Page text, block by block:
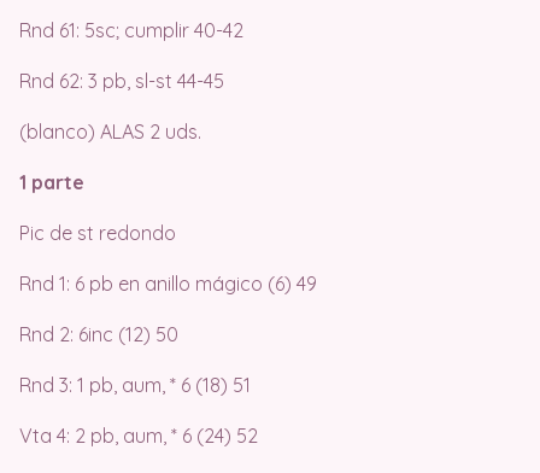
Rnd 61: 5sc; cumplir 40-42
Rnd 62: 3 pb, sl-st 44-45
(blanco) ALAS 2 uds.
1 parte
Pic de st redondo
Rnd 1: 6 pb en anillo mágico (6) 49
Rnd 2: 6inc (12) 50
Rnd 3: 1 pb, aum, * 6 (18) 51
Vta 4: 2 pb, aum, * 6 (24) 52